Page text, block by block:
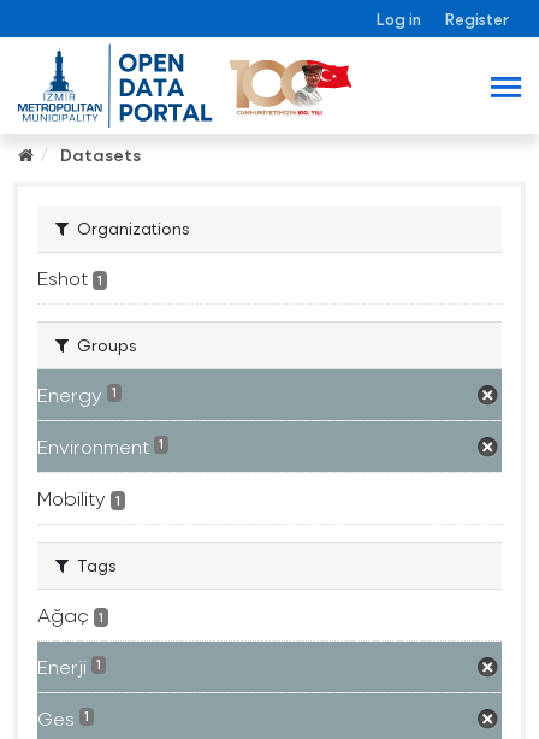
Log in Register
Datasets
Organizations
Eshot 1
Groups
Energy 1
Environment 1
Mobility 1
Tags
Ağaç 1
Enerji 1
Ges 1